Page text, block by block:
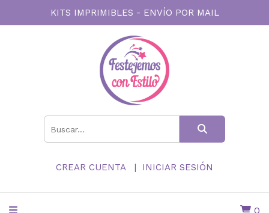
KITS IMPRIMIBLES - ENVÍO POR MAIL
CREAR CUENTA INICIAR SESIÓN
0